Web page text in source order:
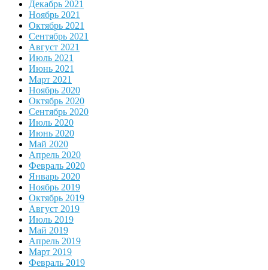
Декабрь 2021
Ноябрь 2021
Октябрь 2021
Сентябрь 2021
Август 2021
Июль 2021
Июнь 2021
Март 2021
Ноябрь 2020
Октябрь 2020
Сентябрь 2020
Июль 2020
Июнь 2020
Май 2020
Апрель 2020
Февраль 2020
Январь 2020
Ноябрь 2019
Октябрь 2019
Август 2019
Июль 2019
Май 2019
Апрель 2019
Март 2019
Февраль 2019